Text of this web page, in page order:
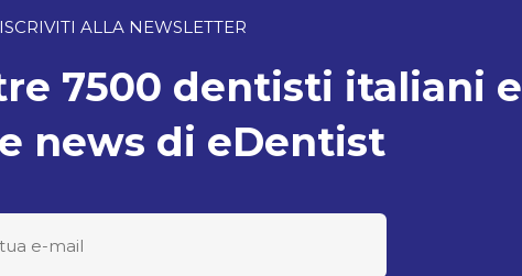
ISCRIVITI ALLA NEWSLETTER
7500 dentisti italiani e
news di eDentist